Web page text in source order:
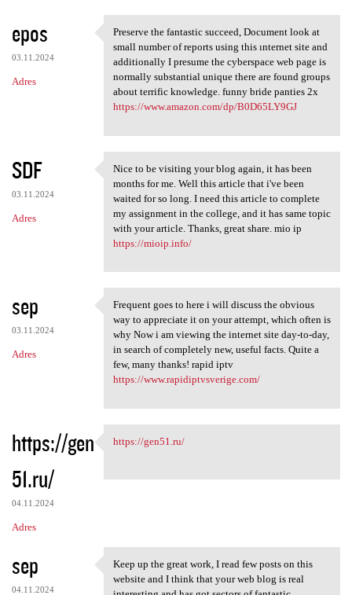
epos
03.11.2024
Adres
Preserve the fantastic
Preserve the fantastic succeed, Document look at
small number of reports using this ınternet site and
additionally I presume the cyberspace web page is
normally substantial unique there are found groups
about terrific knowledge. funny bride panties 2x
https://www.amazon.com/dp/B0D65LY9GJ
SDF
03.11.2024
Adres
Nice to be visiting your blog
Nice to be visiting your blog again, it has been
months for me. Well this article that i've been
waited for so long. I need this article to complete
my assignment in the college, and it has same topic
with your article. Thanks, great share. mio ip
https://mioip.info/
sep
03.11.2024
Adres
Frequent goes to here i will
Frequent goes to here i will discuss the obvious
way to appreciate it on your attempt, which often is
why Now i am viewing the internet site day-to-day,
in search of completely new, useful facts. Quite a
few, many thanks! rapid iptv
https://www.rapidiptvsverige.com/
https://gen
51.ru/
04.11.2024
Adres
https://gen51.ru/
https://gen51.ru/
sep
04.11.2024
Keep up the great work, I
Keep up the great work, I read few posts on this
website and I think that your web blog is real